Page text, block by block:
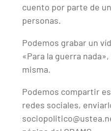
cuento por parte de
personas.
Podemos grabar un
«Para la guerra
misma.
Podemos compartir
redes sociales,